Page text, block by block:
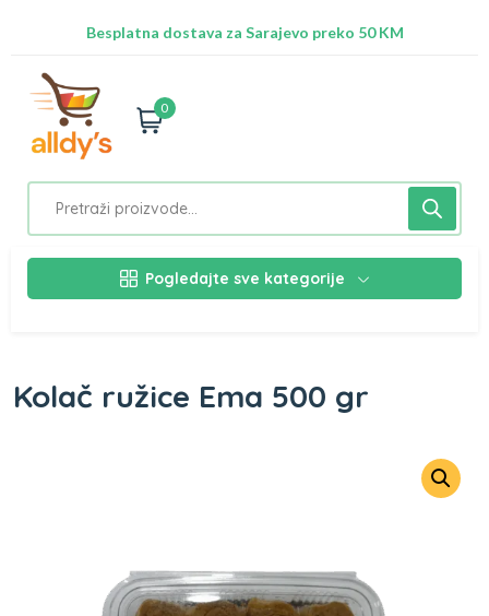
Besplatna dostava za Sarajevo preko 50 KM
0
Pogledajte sve kategorije
Kolač ružice Ema 500 gr